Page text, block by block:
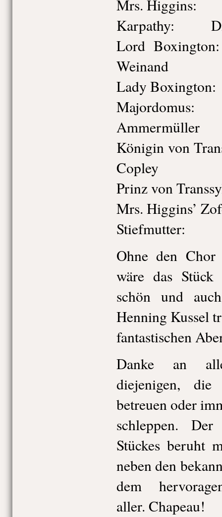
Mrs. Higgins:
Karpathy:
Lord
Weinand
Lady
Ammermüller
Königin von
Copley
Prinz von
Mrs. Higgins’
Stiefmutter:
Ohne den Chor
wäre das
schön und
Henning Kussel
fantastischen
Danke an
diejenigen,
betreuen oder
schleppen.
Stückes beruht
neben den
dem
aller. Chapeau!